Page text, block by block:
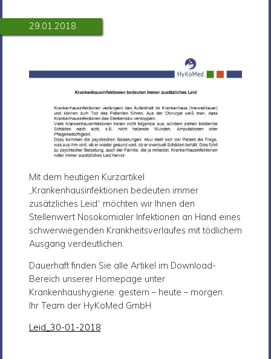
29.01.2018
Mit dem heutigen Kurzartikel
„Krankenhausinfektionen bedeuten immer
zusätzliches Leid“ möchten wir Ihnen den
Stellenwert Nosokomialer Infektionen an Hand eines
schwerwiegenden Krankheitsverlaufes mit tödlichem
Ausgang verdeutlichen.
Dauerhaft finden Sie alle Artikel im Download-
Bereich unserer Homepage unter
Krankenhaushygiene: gestern – heute – morgen.
Ihr Team der HyKoMed GmbH
Leid_30-01-2018